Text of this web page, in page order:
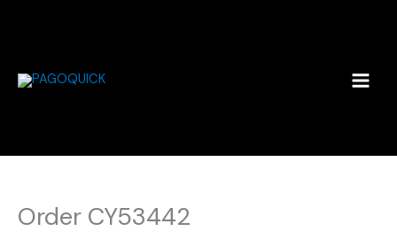
Order CY53442
cantidad